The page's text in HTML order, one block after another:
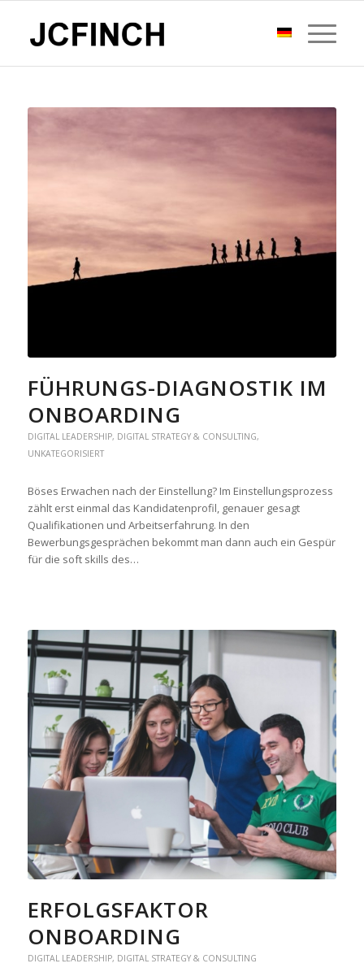
FÜHRUNGS-DIAGNOSTIK IM
ONBOARDING
DIGITAL LEADERSHIP, DIGITAL STRATEGY & CONSULTING,
UNKATEGORISIERT
Böses Erwachen nach der Einstellung? Im Einstellungsprozess
zählt erst einmal das Kandidatenprofil, genauer gesagt
Qualifikationen und Arbeitserfahrung. In den
Bewerbungsgesprächen bekommt man dann auch ein Gespür
für die soft skills des…
ERFOLGSFAKTOR
ONBOARDING
DIGITAL LEADERSHIP, DIGITAL STRATEGY & CONSULTING